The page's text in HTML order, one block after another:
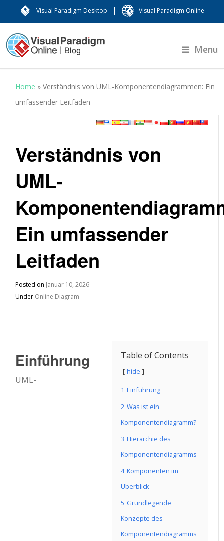
Visual Paradigm Desktop | Visual Paradigm Online
Menu
Home »Verständnis von UML-Komponentendiagrammen: Ein
umfassender Leitfaden
Verständnis von
UML-
Ein umfassender
Leitfaden
Posted on Januar 10, 2026
Under Online Diagram
Table of Contents
hide
1 Einführung
2 Was ist ein
Komponentendiagramm?
3 Hierarchie des
Komponentendiagramms
4 Komponenten im
Überblick
5 Grundlegende
Konzepte des
Komponentendiagramms
Einführung
UML-